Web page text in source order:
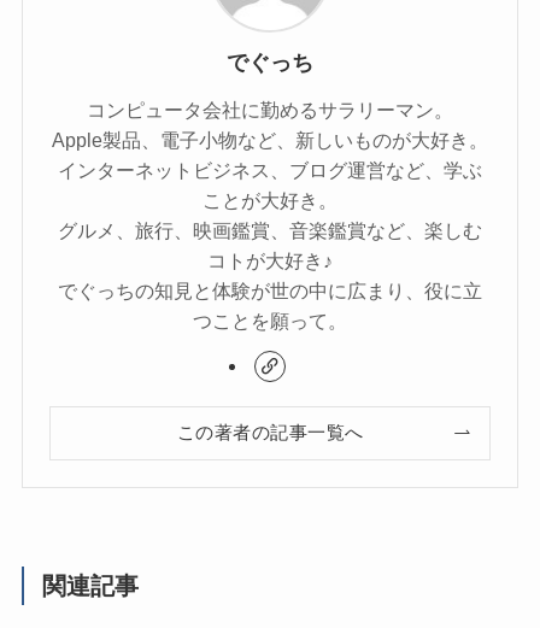
でぐっち
コンピュータ会社に勤めるサラリーマン。
Apple製品、電子小物など、新しいものが大好き。
インターネットビジネス、ブログ運営など、学ぶ
ことが大好き。
グルメ、旅行、映画鑑賞、音楽鑑賞など、楽しむ
コトが大好き♪
でぐっちの知見と体験が世の中に広まり、役に立
つことを願って。
この著者の記事一覧へ
関連記事